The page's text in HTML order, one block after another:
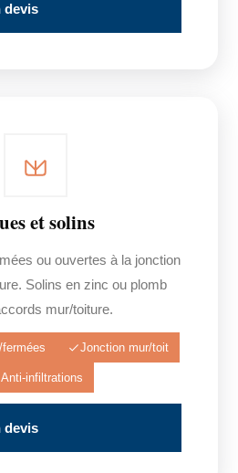
devis
et solins
ou ouvertes à la jonction
Solins en zinc ou plomb
mur/toiture.
Jonction mur/toit
Anti-infiltrations
devis